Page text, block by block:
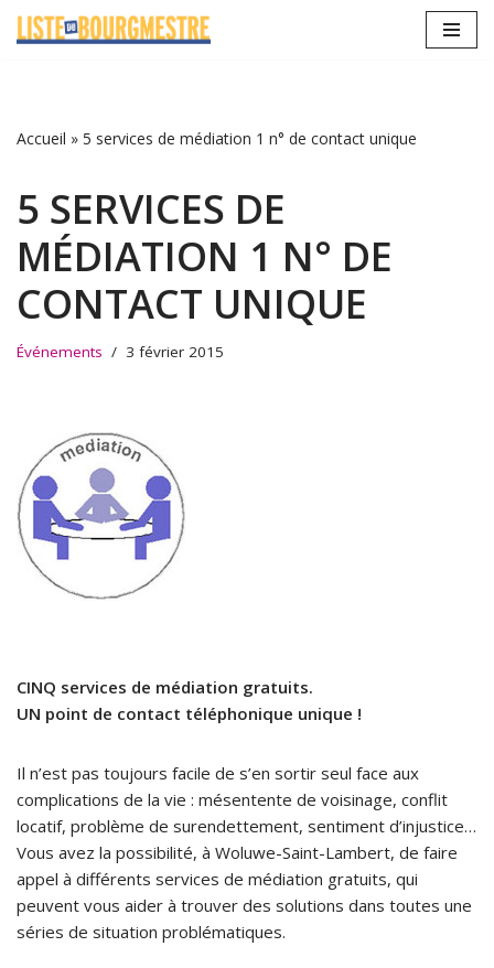
Accueil » 5 services de médiation 1 n° de contact unique
5 SERVICES DE
MÉDIATION 1 N° DE
CONTACT UNIQUE
Événements 3 février 2015
CINQ services de médiation gratuits.
UN point de contact téléphonique unique !
Il n’est pas toujours facile de s’en sortir seul face aux
complications de la vie : mésentente de voisinage, conflit
locatif, problème de surendettement, sentiment d’injustice…
Vous avez la possibilité, à Woluwe-Saint-Lambert, de faire
appel à différents services de médiation gratuits, qui
peuvent vous aider à trouver des solutions dans toutes une
séries de situation problématiques.